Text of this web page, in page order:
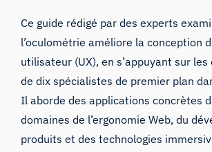
Ce guide rédigé par des experts
l’oculométrie améliore la conception
utilisateur (UX), en s’appuyant sur les
de dix spécialistes de premier plan
Il aborde des applications concrètes
domaines de l’ergonomie Web, du
produits et des technologies